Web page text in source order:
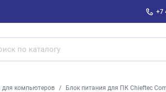
+7
для компьютеров Блок питания для ПК Chieftec